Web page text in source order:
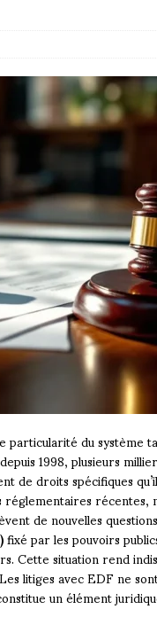
du système
1998, plusieurs
de droits spécifiques
de nouvelles
fixé par les pouvoirs
Cette situation rend
litiges avec EDF ne
un élément